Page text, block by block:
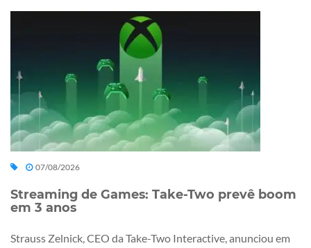
07/08/2026
Streaming de Games: Take-Two prevê boom
em 3 anos
Strauss Zelnick, CEO da Take-Two Interactive, anunciou em